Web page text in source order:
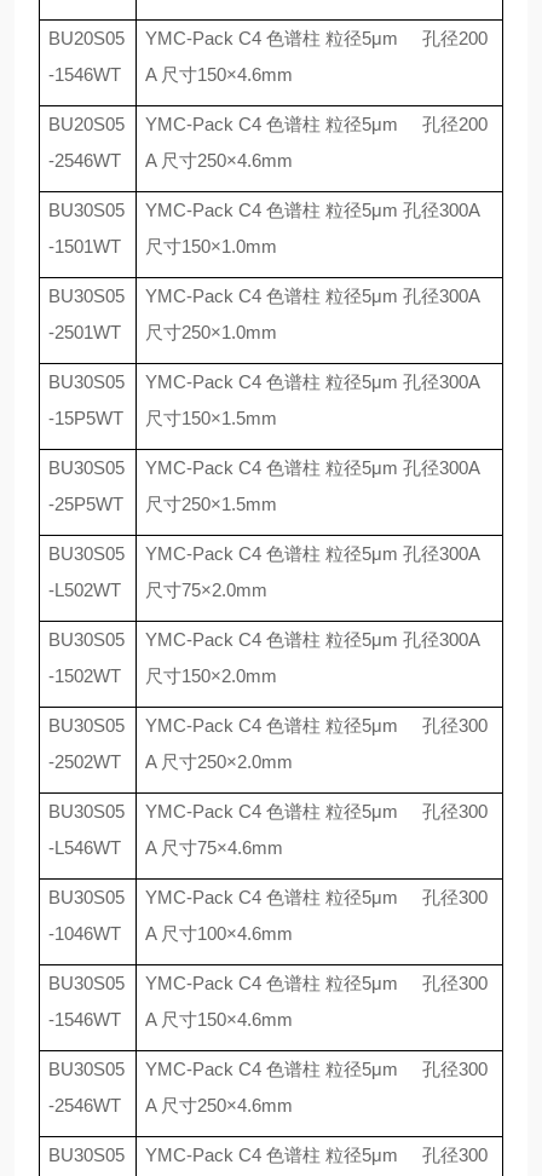
BU20S05
-1546WT
YMC-Pack C4 色谱柱 粒径5μm 孔径200
A 尺寸150×4.6mm
BU20S05
-2546WT
YMC-Pack C4 色谱柱 粒径5μm 孔径200
A 尺寸250×4.6mm
BU30S05
-1501WT
YMC-Pack C4 色谱柱 粒径5μm 孔径300A
尺寸150×1.0mm
BU30S05
-2501WT
YMC-Pack C4 色谱柱 粒径5μm 孔径300A
尺寸250×1.0mm
BU30S05
-15P5WT
YMC-Pack C4 色谱柱 粒径5μm 孔径300A
尺寸150×1.5mm
BU30S05
-25P5WT
YMC-Pack C4 色谱柱 粒径5μm 孔径300A
尺寸250×1.5mm
BU30S05
-L502WT
YMC-Pack C4 色谱柱 粒径5μm 孔径300A
尺寸75×2.0mm
BU30S05
-1502WT
YMC-Pack C4 色谱柱 粒径5μm 孔径300A
尺寸150×2.0mm
BU30S05
-2502WT
YMC-Pack C4 色谱柱 粒径5μm 孔径300
A 尺寸250×2.0mm
BU30S05
-L546WT
YMC-Pack C4 色谱柱 粒径5μm 孔径300
A 尺寸75×4.6mm
BU30S05
-1046WT
YMC-Pack C4 色谱柱 粒径5μm 孔径300
A 尺寸100×4.6mm
BU30S05
-1546WT
YMC-Pack C4 色谱柱 粒径5μm 孔径300
A 尺寸150×4.6mm
BU30S05
-2546WT
YMC-Pack C4 色谱柱 粒径5μm 孔径300
A 尺寸250×4.6mm
BU30S05
YMC-Pack C4 色谱柱 粒径5μm 孔径300